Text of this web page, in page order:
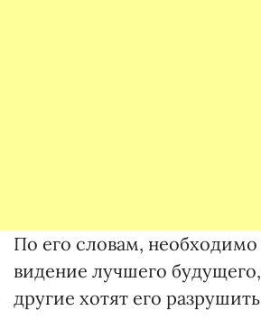
По его словам, необходимо
видение лучшего
другие хотят его